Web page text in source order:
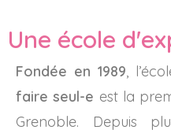
Une école
Fondée en 1989,
faire seul-e est la
Grenoble. Depuis